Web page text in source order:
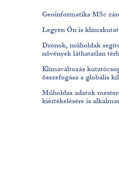
Geoinformatika MSc
Legyen Ön is
Drónok, műholdak
növények láthatatlan
Klímaváltozás
összefogása a globális
Műholdas adatok
kiértékelésére is